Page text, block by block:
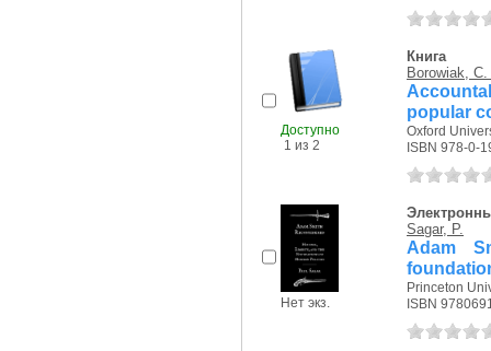
Доступно
1 из 2
Книга
Borowiak, C.
popular
Oxford
ISBN 978-0-
Нет экз.
Sagar, P.
Adam
Princeton
ISBN